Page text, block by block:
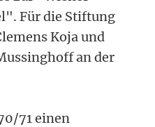
Für die Stiftung
Koja und
an der
71 einen